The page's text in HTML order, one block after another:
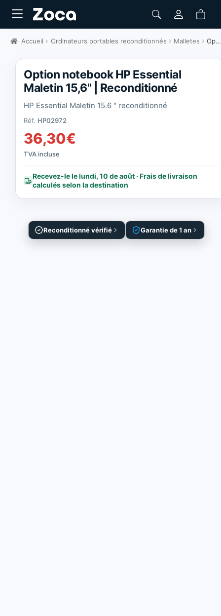
Accueil Ordinateurs portables reconditionnés Malletes Option notebook HP Essential Maletin 15,6" | Reconditionné
Reconditionné vérifié Garantie de 1 an
Option notebook HP Essential
Maletin 15,6" | Reconditionné
HP Essential Maletin 15.6 " reconditionné
Réf. HP02972
36,30€
TVA incluse
Recevez-le le lundi, 10 de août · Frais de livraison
calculés selon la destination